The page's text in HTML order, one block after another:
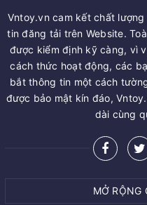
Vntoy.vn cam kết chất
tin đăng tải trên Website.
được kiểm định kỹ càng, vì
cách thức hoạt động, các
bắt thông tin một cách
được bảo mật kín đáo,
dài cùng
MỞ RỘNG